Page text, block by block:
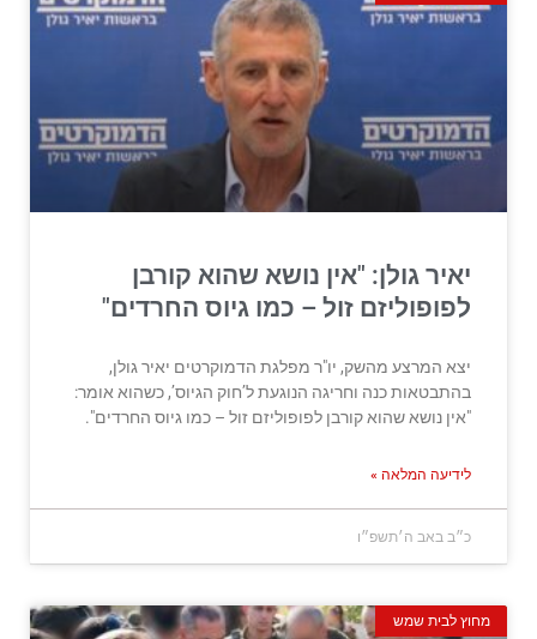
יאיר גולן: "אין נושא שהוא קורבן
לפופוליזם זול – כמו גיוס החרדים"
יצא המרצע מהשק, יו"ר מפלגת הדמוקרטים יאיר גולן,
בהתבטאות כנה וחריגה הנוגעת ל’חוק הגיוס’, כשהוא אומר:
"אין נושא שהוא קורבן לפופוליזם זול – כמו גיוס החרדים".
לידיעה המלאה »
כ״ב באב ה׳תשפ״ו
מחוץ לבית שמש